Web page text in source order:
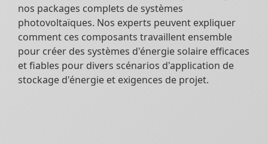
nos packages complets de systèmes
photovoltaïques. Nos experts peuvent expliquer
comment ces composants travaillent ensemble
pour créer des systèmes d'énergie solaire efficaces
et fiables pour divers scénarios d'application de
stockage d'énergie et exigences de projet.